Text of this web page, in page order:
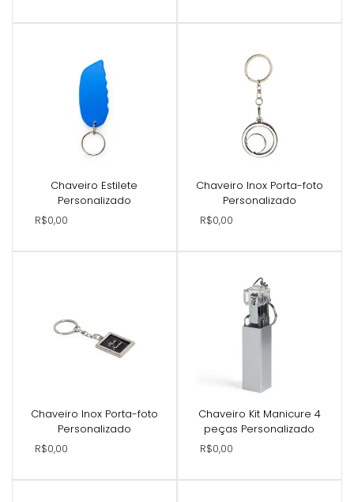
Chaveiro Estilete
Personalizado
R$0,00
Chaveiro Inox Porta-foto
Personalizado
R$0,00
Chaveiro Inox Porta-foto
Personalizado
R$0,00
Chaveiro Kit Manicure 4
peças Personalizado
R$0,00